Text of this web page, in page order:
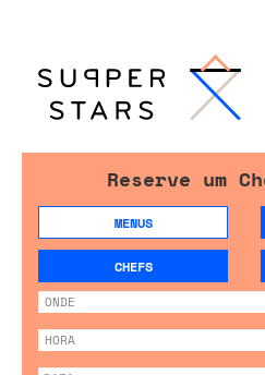
Reserve um
MENUS
CHEFS